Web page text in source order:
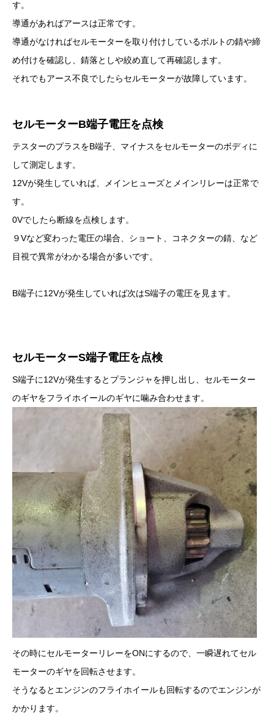
す。
導通があればアースは正常です。
導通がなければセルモーターを取り付けしているボルトの錆や締
め付けを確認し、錆落としや絞め直して再確認します。
それでもアース不良でしたらセルモーターが故障しています。
セルモーターB端子電圧を点検
テスターのプラスをB端子、マイナスをセルモーターのボディに
して測定します。
12Vが発生していれば、メインヒューズとメインリレーは正常で
す。
0Vでしたら断線を点検します。
９Vなど変わった電圧の場合、ショート、コネクターの錆、など
目視で異常がわかる場合が多いです。
B端子に12Vが発生していれば次はS端子の電圧を見ます。
セルモーターS端子電圧を点検
S端子に12Vが発生するとプランジャを押し出し、セルモーター
のギヤをフライホイールのギヤに噛み合わせます。
その時にセルモーターリレーをONにするので、一瞬遅れてセル
モーターのギヤを回転させます。
そうなるとエンジンのフライホイールも回転するのでエンジンが
かかります。